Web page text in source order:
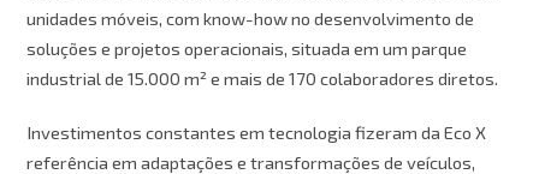
unidades móveis, com know-how no desenvolvimento de
soluções e projetos operacionais, situada em um parque
industrial de 15.000 m² e mais de 170 colaboradores diretos.
Investimentos constantes em tecnologia fizeram da Eco X
referência em adaptações e transformações de veículos,